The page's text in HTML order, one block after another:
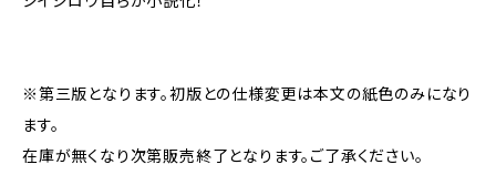
※第三版となります。初版との仕様変更は本文の紙色のみになり
ます。
在庫が無くなり次第販売終了となります。ご了承ください。